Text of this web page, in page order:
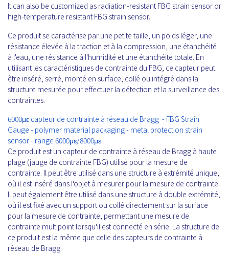
It can also be customized as radiation-resistant FBG strain sensor or
high-temperature resistant FBG strain sensor.
Ce produit se caractérise par une petite taille, un poids léger, une
résistance élevée à la traction et à la compression, une étanchéité
à l'eau, une résistance à l'humidité et une étanchéité totale. En
utilisant les caractéristiques de contrainte du FBG, ce capteur peut
être inséré, serré, monté en surface, collé ou intégré dans la
structure mesurée pour effectuer la détection et la surveillance des
contraintes.
6000με capteur de contrainte à réseau de Bragg - FBG Strain
Gauge - polymer material packaging - metal protection strain
sensor - range 6000με/8000με
Ce produit est un capteur de contrainte à réseau de Bragg à haute
plage (jauge de contrainte FBG) utilisé pour la mesure de
contrainte. Il peut être utilisé dans une structure à extrémité unique,
où il est inséré dans l'objet à mesurer pour la mesure de contrainte.
Il peut également être utilisé dans une structure à double extrémité,
où il est fixé avec un support ou collé directement sur la surface
pour la mesure de contrainte, permettant une mesure de
contrainte multipoint lorsqu'il est connecté en série. La structure de
ce produit est la même que celle des capteurs de contrainte à
réseau de Bragg.